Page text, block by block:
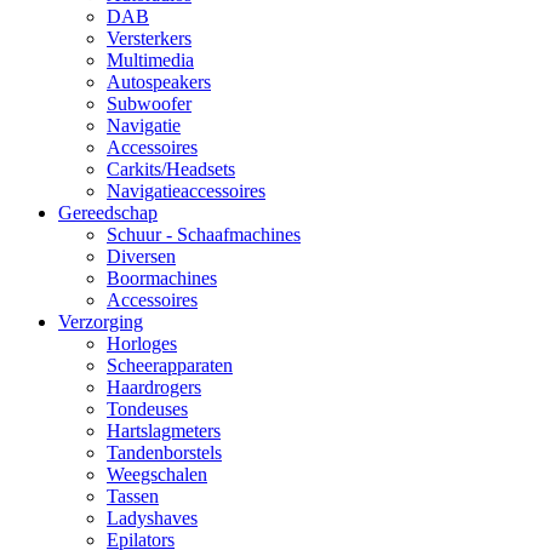
DAB
Versterkers
Multimedia
Autospeakers
Subwoofer
Navigatie
Accessoires
Carkits/Headsets
Navigatieaccessoires
Gereedschap
Schuur - Schaafmachines
Diversen
Boormachines
Accessoires
Verzorging
Horloges
Scheerapparaten
Haardrogers
Tondeuses
Hartslagmeters
Tandenborstels
Weegschalen
Tassen
Ladyshaves
Epilators